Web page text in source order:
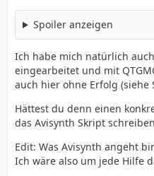
Spoiler anzeigen
Ich habe mich natürlich
eingearbeitet und mit
auch hier ohne Erfolg (siehe
Hättest du denn einen
das Avisynth Skript
Edit: Was Avisynth angeht
Ich wäre also um jede Hilfe